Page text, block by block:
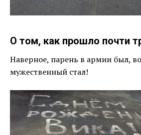
О том, как прошло почти
Наверное, парень в армии был,
мужественный стал!